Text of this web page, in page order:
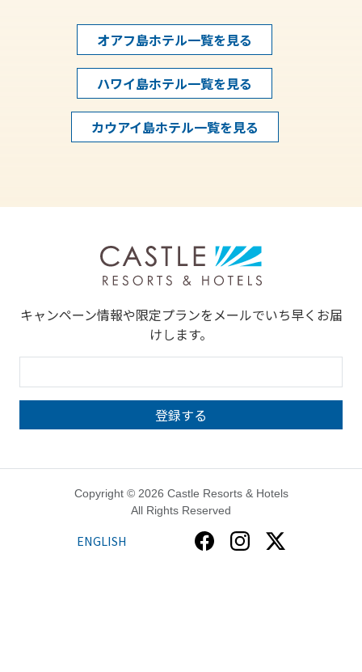
オアフ島ホテル一覧を見る
ハワイ島ホテル一覧を見る
カウアイ島ホテル一覧を見る
キャンペーン情報や限定プランをメールでいち早くお届
けします。
Copyright © 2026 Castle Resorts & Hotels
All Rights Reserved
ENGLISH